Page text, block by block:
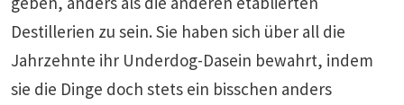
Destillerien zu sein. Sie haben sich über all die
Jahrzehnte ihr Underdog-Dasein bewahrt, indem
sie die Dinge doch stets ein bisschen anders